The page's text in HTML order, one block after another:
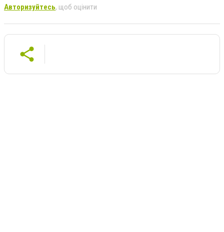
Авторизуйтесь, щоб оцінити